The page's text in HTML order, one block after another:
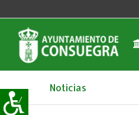
Noticias